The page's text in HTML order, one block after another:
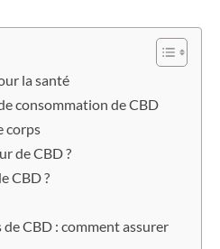
la santé
consommation de CBD
corps
de CBD ?
CBD ?
CBD : comment assurer